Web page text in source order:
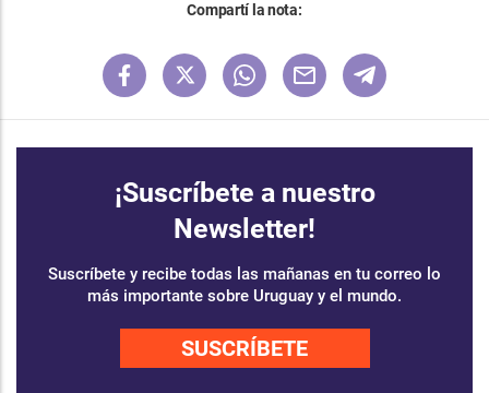
Compartí la nota:
¡Suscríbete a nuestro
Newsletter!
Suscríbete y recibe todas las mañanas en tu correo lo
más importante sobre Uruguay y el mundo.
SUSCRÍBETE